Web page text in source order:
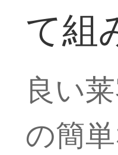
て組
良い
の簡